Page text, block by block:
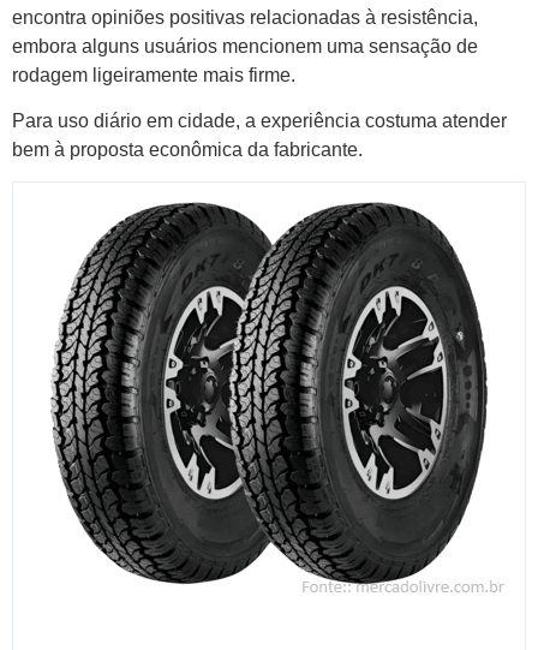
encontra opiniões positivas relacionadas à resistência,
embora alguns usuários mencionem uma sensação de
rodagem ligeiramente mais firme.
Para uso diário em cidade, a experiência costuma atender
bem à proposta econômica da fabricante.